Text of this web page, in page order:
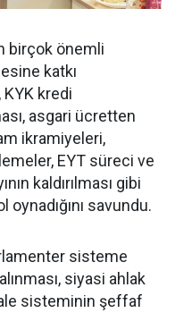
birçok önemli
katkı
KYK kredi
asgari ücretten
ikramiyeleri,
EYT süreci ve
kaldırılması gibi
savundu.
sisteme
siyasi ahlak
sisteminin şeffaf